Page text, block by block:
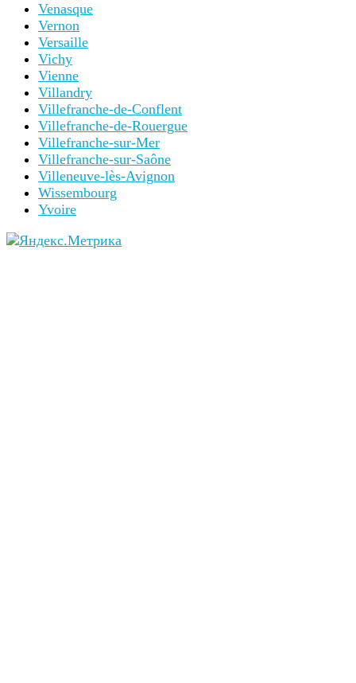
Venasque
Vernon
Versaille
Vichy
Vienne
Villandry
Villefranche-de-Conflent
Villefranche-de-Rouergue
Villefranche-sur-Mer
Villefranche-sur-Saône
Villeneuve-lès-Avignon
Wissembourg
Yvoire